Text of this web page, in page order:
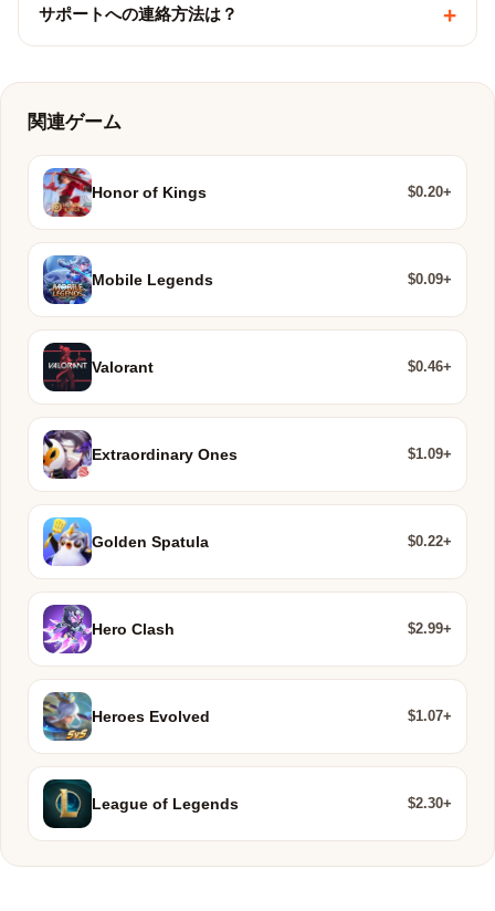
サポートへの連絡方法は？ +
関連ゲーム
Honor of Kings $0.20+
Mobile Legends $0.09+
Valorant $0.46+
Extraordinary Ones $1.09+
Golden Spatula $0.22+
Hero Clash $2.99+
Heroes Evolved $1.07+
League of Legends $2.30+